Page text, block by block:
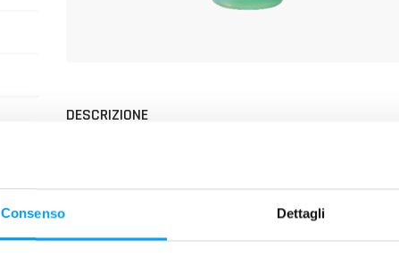
Consenso Dettagli
DESCRIZIONE
È un liquido concentrato al profumo di mela verde da
PLUS DI PRODOTTO
Innocuo per le guarnizioni del parabrezza
Pulisce e sgrassa